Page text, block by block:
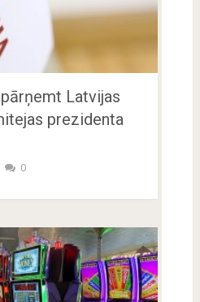
Latvijas
prezidenta
0